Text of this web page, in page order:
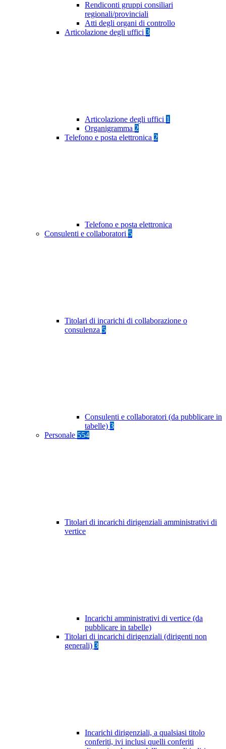
Rendiconti gruppi consiliari
regionali/provinciali
Atti degli organi di controllo
Articolazione degli uffici 3
Articolazione degli uffici 1
Organigramma 2
Telefono e posta elettronica 2
Telefono e posta elettronica
Consulenti e collaboratori 5
Titolari di incarichi di collaborazione o
consulenza 5
Consulenti e collaboratori (da pubblicare in
tabelle) 3
Personale 554
Titolari di incarichi dirigenziali amministrativi di
vertice
Incarichi amministrativi di vertice (da
pubblicare in tabelle)
Titolari di incarichi dirigenziali (dirigenti non
generali) 3
Incarichi dirigenziali, a qualsiasi titolo
conferiti, ivi inclusi quelli conferiti